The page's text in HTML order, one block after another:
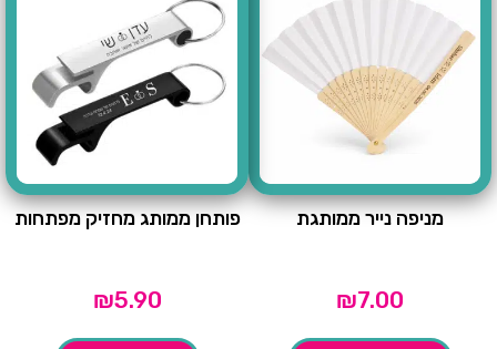
מניפה נייר ממותגת
₪7.00
פותחן ממותג מחזיק מפתחות
₪5.90